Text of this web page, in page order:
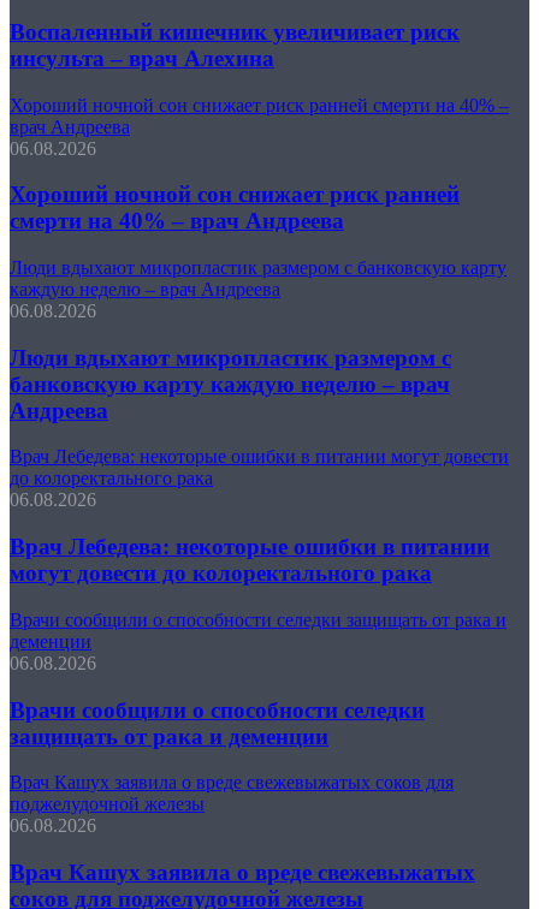
Воспаленный кишечник увеличивает риск
инсульта – врач Алехина
Хороший ночной сон снижает риск ранней смерти на 40% –
врач Андреева
06.08.2026
Хороший ночной сон снижает риск ранней
смерти на 40% – врач Андреева
Люди вдыхают микропластик размером с банковскую карту
каждую неделю – врач Андреева
06.08.2026
Люди вдыхают микропластик размером с
банковскую карту каждую неделю – врач
Андреева
Врач Лебедева: некоторые ошибки в питании могут довести
до колоректального рака
06.08.2026
Врач Лебедева: некоторые ошибки в питании
могут довести до колоректального рака
Врачи сообщили о способности селедки защищать от рака и
деменции
06.08.2026
Врачи сообщили о способности селедки
защищать от рака и деменции
Врач Кашух заявила о вреде свежевыжатых соков для
поджелудочной железы
06.08.2026
Врач Кашух заявила о вреде свежевыжатых
соков для поджелудочной железы